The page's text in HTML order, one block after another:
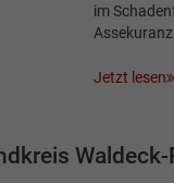
im
Jetzt lesen